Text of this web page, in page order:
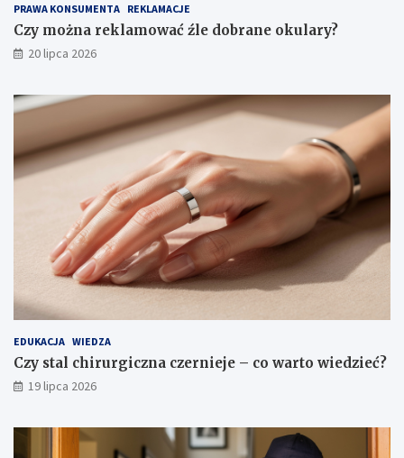
PRAWA KONSUMENTA REKLAMACJE
Czy można reklamować źle dobrane okulary?
20 lipca 2026
EDUKACJA WIEDZA
Czy stal chirurgiczna czernieje – co warto wiedzieć?
19 lipca 2026